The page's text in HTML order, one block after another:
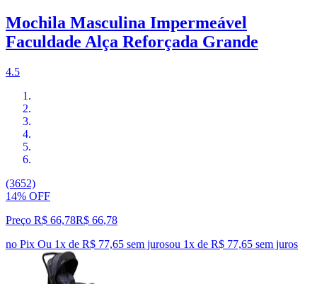
Mochila Masculina Impermeável
Faculdade Alça Reforçada Grande
4.5
(3652)
14% OFF
Preço R$ 66,78R$ 66,78
no Pix Ou 1x de R$ 77,65 sem jurosou 1x de R$ 77,65 sem juros